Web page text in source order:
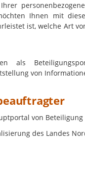
Ihnen mit
ist, welche Art
als
von
von Beteiligung
des Landes